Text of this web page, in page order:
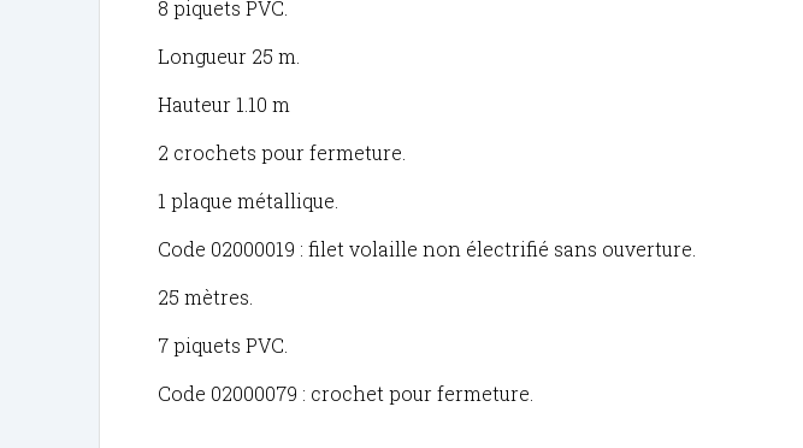
8 piquets PVC.
Longueur 25 m.
Hauteur 1.10 m
2 crochets pour fermeture.
1 plaque métallique.
Code 02000019 : filet volaille non électrifié sans ouverture.
25 mètres.
7 piquets PVC.
Code 02000079 : crochet pour fermeture.